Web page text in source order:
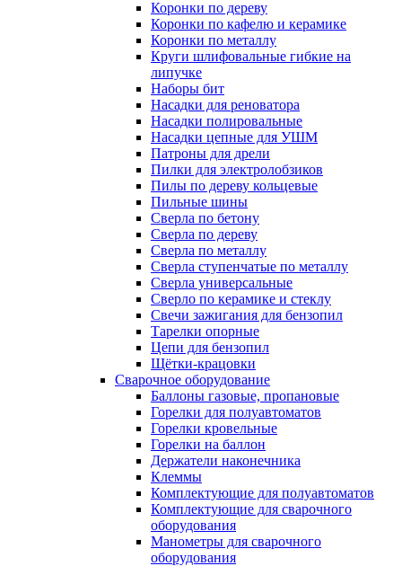
Коронки по дереву
Коронки по кафелю и керамике
Коронки по металлу
Круги шлифовальные гибкие на
липучке
Наборы бит
Насадки для реноватора
Насадки полировальные
Насадки цепные для УШМ
Патроны для дрели
Пилки для электролобзиков
Пилы по дереву кольцевые
Пильные шины
Сверла по бетону
Сверла по дереву
Сверла по металлу
Сверла ступенчатые по металлу
Сверла универсальные
Сверло по керамике и стеклу
Свечи зажигания для бензопил
Тарелки опорные
Цепи для бензопил
Щётки-крацовки
Сварочное оборудование
Баллоны газовые, пропановые
Горелки для полуавтоматов
Горелки кровельные
Горелки на баллон
Держатели наконечника
Клеммы
Комплектующие для полуавтоматов
Комплектующие для сварочного
оборудования
Манометры для сварочного
оборудования